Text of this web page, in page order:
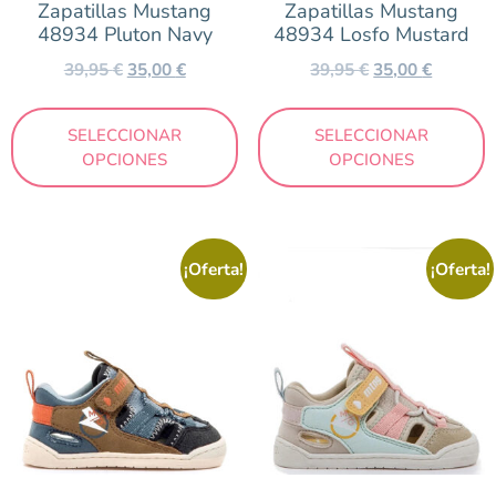
Zapatillas Mustang
48934 Pluton Navy
39,95€ 35,00€
SELECCIONAR
OPCIONES
Zapatillas Mustang
48934 Losfo Mustard
39,95€ 35,00€
SELECCIONAR
OPCIONES
¡Oferta! ¡Oferta!